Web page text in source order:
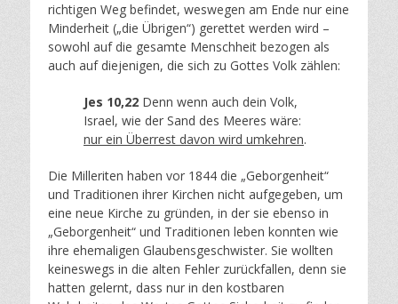
richtigen Weg befindet, weswegen am Ende nur eine
Minderheit („die Übrigen“) gerettet werden wird –
sowohl auf die gesamte Menschheit bezogen als
auch auf diejenigen, die sich zu Gottes Volk zählen:
Jes 10,22 Denn wenn auch dein Volk,
Israel, wie der Sand des Meeres wäre:
nur ein Überrest davon wird umkehren.
Die Milleriten haben vor 1844 die „Geborgenheit“
und Traditionen ihrer Kirchen nicht aufgegeben, um
eine neue Kirche zu gründen, in der sie ebenso in
„Geborgenheit“ und Traditionen leben konnten wie
ihre ehemaligen Glaubensgeschwister. Sie wollten
keineswegs in die alten Fehler zurückfallen, denn sie
hatten gelernt, dass nur in den kostbaren